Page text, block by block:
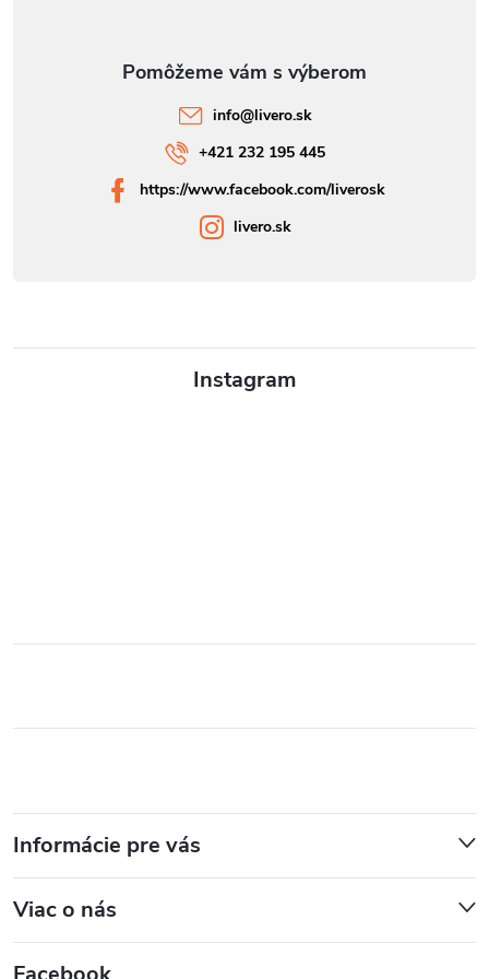
Instagram
Informácie pre vás
Viac o nás
info@livero.sk
+421 232 195 445
https://www.facebook.com/liverosk
livero.sk